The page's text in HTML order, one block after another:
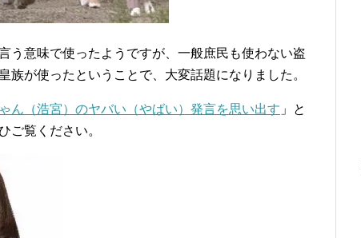
う意味で使ったようですが、一般庶民も使わない盗
族が使ったということで、大変話題になりました。
ん（浩宮）のヤバい（やばい）発言を思い出す 」と
ご覧ください。